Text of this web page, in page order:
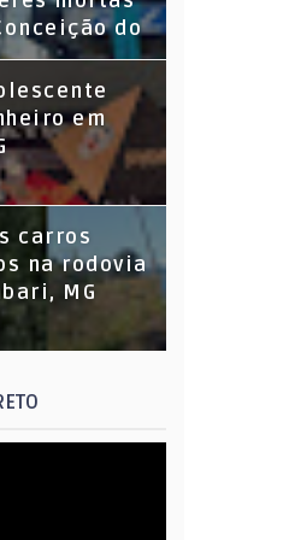
do
em
carros
na rodovia
MG